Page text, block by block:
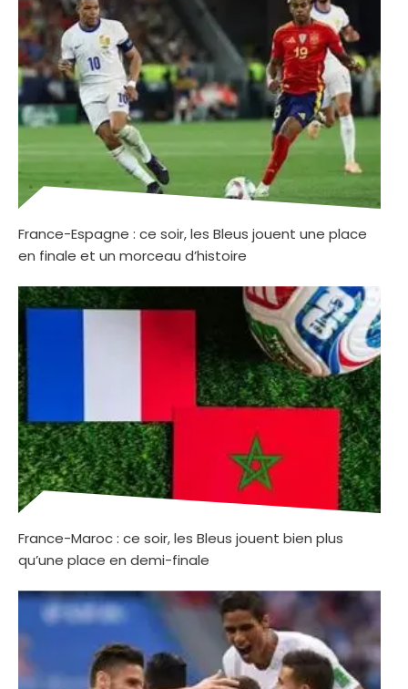
France-Espagne : ce soir, les Bleus jouent une place
en finale et un morceau d’histoire
France-Maroc : ce soir, les Bleus jouent bien plus
qu’une place en demi-finale